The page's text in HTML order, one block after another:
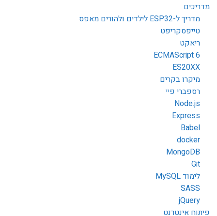
מדריכים
מדריך ל-ESP32 לילדים ולהורים מאפס
טייפסקריפט
ריאקט
ECMAScript 6
ES20XX
מיקרו בקרים
רספברי פיי
Node.js
Express
Babel
docker
MongoDB
Git
לימוד MySQL
SASS
jQuery
פיתוח אינטרנט